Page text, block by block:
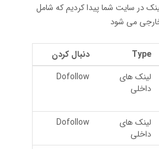
در مجموع 23 لینک در سایت شما پیدا کردیم که شامل
می شود
Type
دنبال کردن
لینک های
داخلی
Dofollow
لینک های
داخلی
Dofollow